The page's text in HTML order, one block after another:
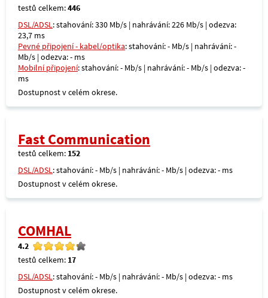
testů celkem:446
DSL/ADSL: stahování: 330 Mb/s | nahrávání: 226 Mb/s | odezva:
23,7 ms
Pevné připojení - kabel/optika: stahování: - Mb/s | nahrávání: -
Mb/s | odezva: - ms
Mobilní připojení: stahování: - Mb/s | nahrávání: - Mb/s | odezva: -
ms
Dostupnost v celém okrese.
Fast Communication
testů celkem: 152
DSL/ADSL: stahování: - Mb/s | nahrávání: - Mb/s | odezva: - ms
Dostupnost v celém okrese.
COMHAL
4.2
testů celkem: 17
DSL/ADSL: stahování: - Mb/s | nahrávání: - Mb/s | odezva: - ms
Dostupnost v celém okrese.